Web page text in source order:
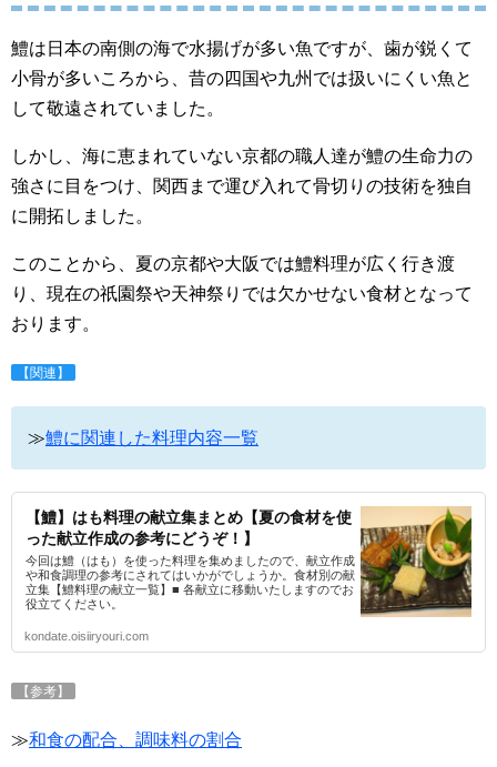
鱧は日本の南側の海で水揚げが多い魚ですが、歯が鋭くて
小骨が多いころから、昔の四国や九州では扱いにくい魚と
して敬遠されていました。
しかし、海に恵まれていない京都の職人達が鱧の生命力の
強さに目をつけ、関西まで運び入れて骨切りの技術を独自
に開拓しました。
このことから、夏の京都や大阪では鱧料理が広く行き渡
り、現在の祇園祭や天神祭りでは欠かせない食材となって
おります。
【関連】
≫鱧に関連した料理内容一覧
【鱧】はも料理の献立集まとめ【夏の食材を使
った献立作成の参考にどうぞ！】
今回は鱧（はも）を使った料理を集めましたので、献立作成
や和食調理の参考にされてはいかがでしょうか。食材別の献
立集【鱧料理の献立一覧】■ 各献立に移動いたしますのでお
役立てください。
kondate.oisiiryouri.com
【参考】
≫和食の配合、調味料の割合